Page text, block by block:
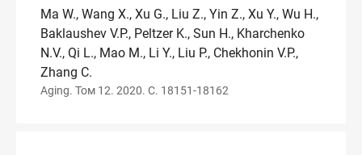
Ma W., Wang X., Xu G., Liu Z., Yin Z., Xu Y., Wu H.,
Baklaushev V.P., Peltzer K., Sun H., Kharchenko
N.V., Qi L., Mao M., Li Y., Liu P., Chekhonin V.P.,
Zhang C.
Aging. Том 12. 2020. С. 18151-18162